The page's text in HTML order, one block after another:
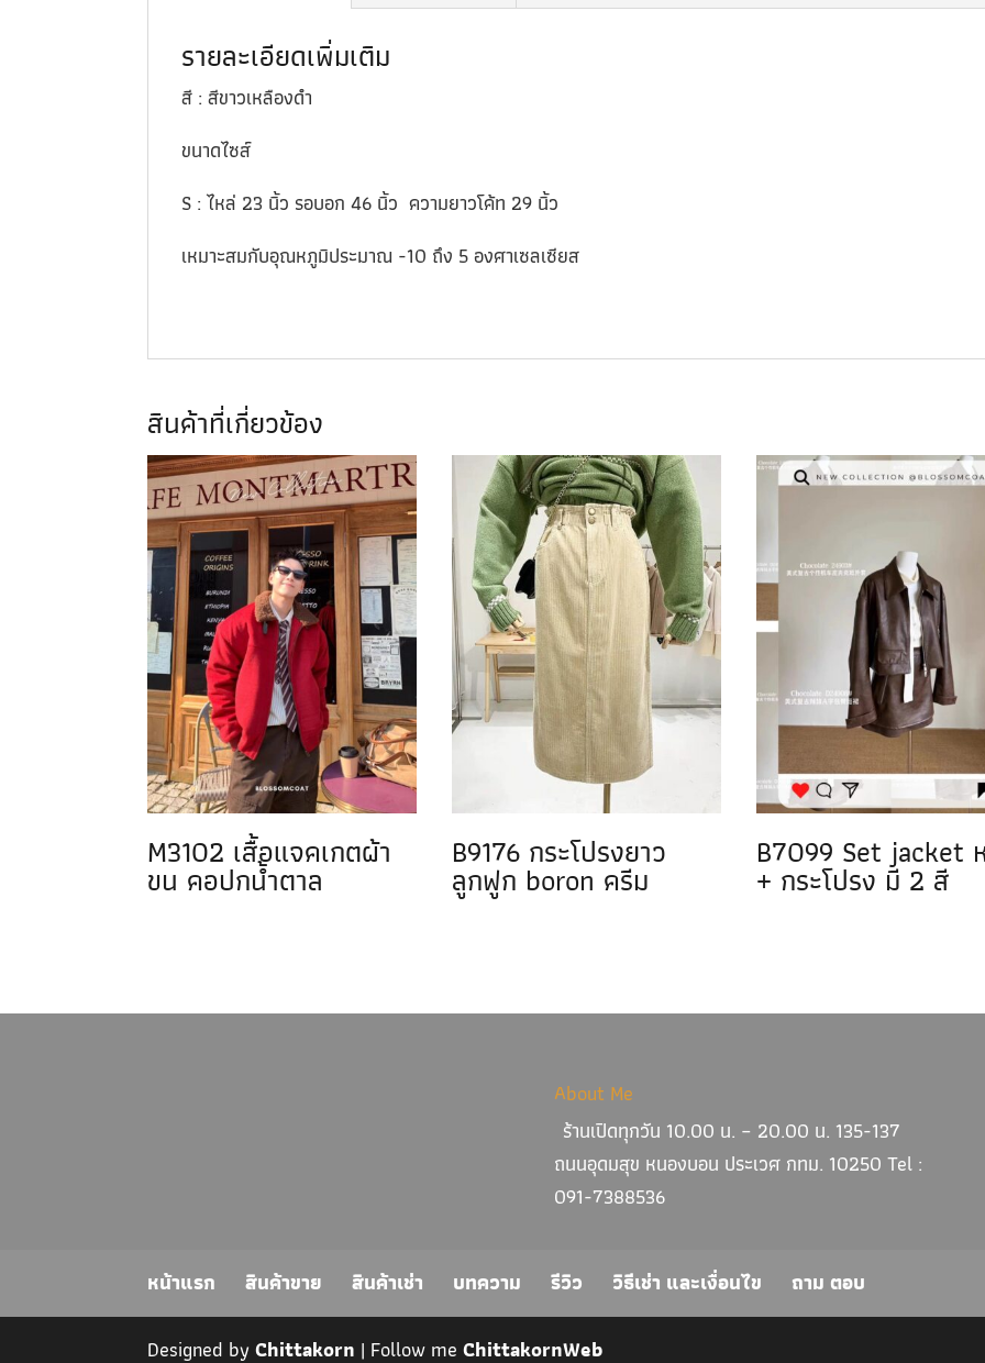
รายละเอียดเพิ่มเติม
สี : สีขาวเหลืองดำ
ขนาดไซส์
S : ไหล่ 23 นิ้ว รอบอก 46 นิ้ว ความยาวโค้ท 29 นิ้ว
เหมาะสมกับอุณหภูมิประมาณ -10 ถึง 5 องศาเซลเซียส
สินค้าที่เกี่ยวข้อง
M3102 เสื้อแจคเกตผ้า
ขน คอปกน้ำตาล
B9176 กระโปรงยาว
ลูกฟูก boron ครีม
B7099 Set jacket
+ กระโปรง มี 2 สี
About Me
ร้านเปิดทุกวัน 10.00 น. – 20.00 น. 135-137
ถนนอุดมสุข หนองบอน ประเวศ กทม. 10250 Tel :
091-7388536
หน้าแรก สินค้าขาย สินค้าเช่า บทความ รีวิว วิธีเช่า และเงื่อนไข ถาม ตอบ
Designed byChittakorn | Follow meChittakornWeb